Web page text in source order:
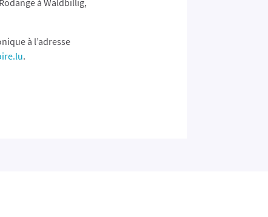
à Waldbillig,
à l’adresse
.